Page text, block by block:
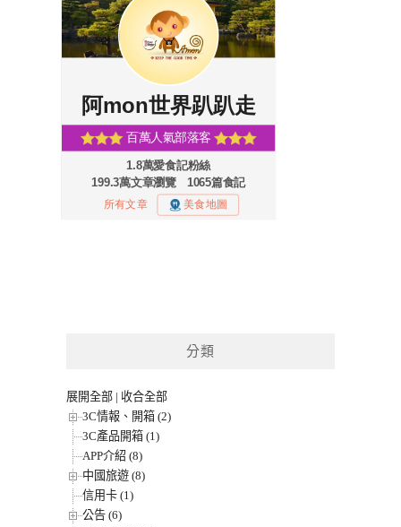
分類
展開全部 | 收合全部
3C情報、開箱 (2)
3C產品開箱 (1)
APP介紹 (8)
中國旅遊 (8)
信用卡 (1)
公告 (6)